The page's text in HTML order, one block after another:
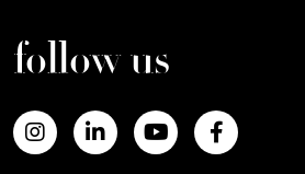
follow us